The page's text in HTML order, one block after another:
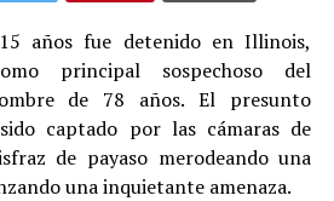
años fue detenido en Illinois,
principal sospechoso del
de 78 años. El presunto
captado por las cámaras de
de payaso merodeando una
una inquietante amenaza.